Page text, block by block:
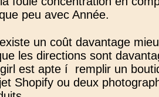
peu avec Année.
un coût davantage
les directions sont
est apte í remplir un
Shopify ou deux